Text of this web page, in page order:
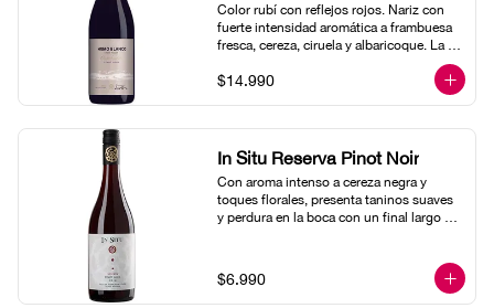
Demeter Ecocert
Color rubí con reflejos rojos. Nariz con
fuerte intensidad aromática a frambuesa
fresca, cereza, ciruela y albaricoque. La
mezcla de menta y eucalipto proporciona
a este vino complejidad aromática con
suave estructura y voluptuosidad. Largo
cepa.
$14.990
In Situ Reserva Pinot Noir
Con aroma intenso a cereza negra y
toques florales, presenta taninos suaves
y perdura en la boca con un final largo y
$6.990